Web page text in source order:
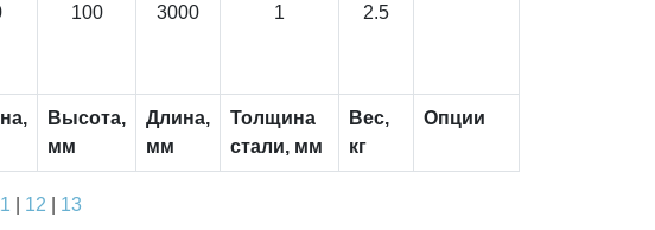
100 3000 1 2.5
Высота,
мм
Длина,
мм
Толщина
стали, мм
Вес,
кг
Опции
12 13